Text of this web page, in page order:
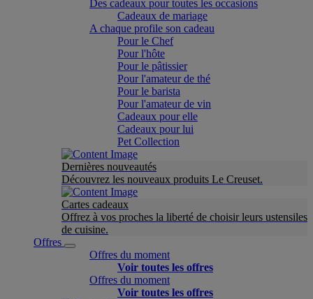
Des cadeaux pour toutes les occasions
Cadeaux de mariage
A chaque profile son cadeau
Pour le Chef
Pour l'hôte
Pour le pâtissier
Pour l'amateur de thé
Pour le barista
Pour l'amateur de vin
Cadeaux pour elle
Cadeaux pour lui
Pet Collection
Dernières nouveautés
Découvrez les nouveaux produits Le Creuset.
Cartes cadeaux
Offrez à vos proches la liberté de choisir leurs ustensiles
de cuisine.
Offres
Offres du moment
Voir toutes les offres
Offres du moment
Voir toutes les offres